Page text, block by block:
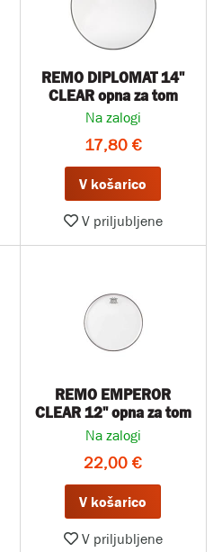
REMO DIPLOMAT 14"
CLEAR opna za tom
Na zalogi
17,80 €
V košarico
V priljubljene
REMO EMPEROR
CLEAR 12" opna za tom
Na zalogi
22,00 €
V košarico
V priljubljene